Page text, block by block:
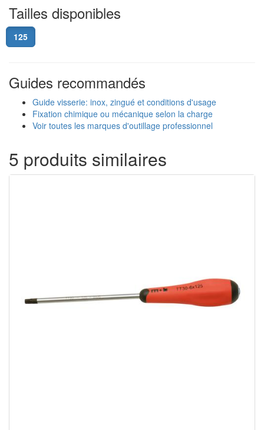
Tailles disponibles
125
Guides recommandés
Guide visserie: inox, zingué et conditions d'usage
Fixation chimique ou mécanique selon la charge
Voir toutes les marques d'outillage professionnel
5 produits similaires